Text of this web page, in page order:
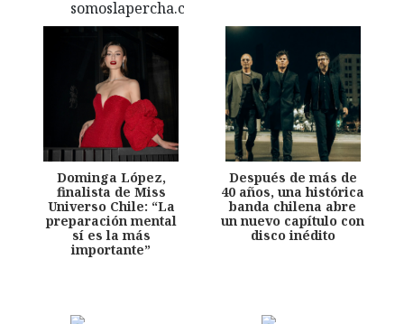
Dominga López,
finalista de Miss
Universo Chile: “La
preparación mental
sí es la más
importante”
Después de más de
40 años, una histórica
banda chilena abre
un nuevo capítulo con
disco inédito